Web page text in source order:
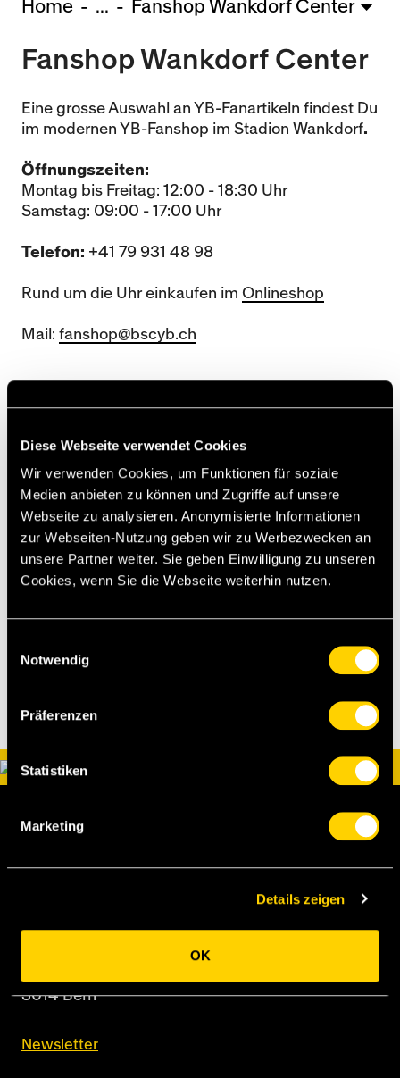
Diese Webseite verwendet Cookies
Wir verwenden Cookies, um Funktionen für soziale
Medien anbieten zu können und Zugriffe auf unsere
Webseite zu analysieren. Anonymisierte Informationen
zur Webseiten-Nutzung geben wir zu Werbezwecken an
unsere Partner weiter. Sie geben Einwilligung zu unseren
Cookies, wenn Sie die Webseite weiterhin nutzen.
Notwendig
Präferenzen
Statistiken
Marketing
Details zeigen
OK
U15 - Lugano *
3:1
Nachwuchs Frauen
Ostermundigen - FU20 *
Biel - FU18 *
Breitenrain - FU17 *
2:1
Wyler - FU14
1:0
* = Testspiel / (C) = Cupspiel
Home ... Fanshop Wankdorf Center
Fanshop Wankdorf Center
Eine grosse Auswahl an YB-Fanartikeln findest Du
im modernen YB-Fanshop im Stadion Wankdorf.
Öffnungszeiten:
Montag bis Freitag: 12:00 - 18:30 Uhr
Samstag: 09:00 - 17:00 Uhr
Telefon: +41 79 931 48 98
Rund um die Uhr einkaufen im Onlineshop
Mail: fanshop@bscyb.ch
BSC Young Boys AG
3014 Bern
Newsletter